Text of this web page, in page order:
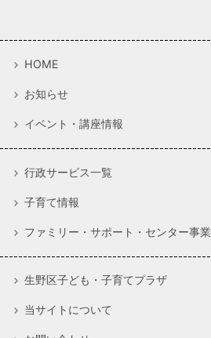
HOME
お知らせ
イベント・講座情報
行政サービス一覧
子育て情報
ファミリー・サポート・センター事業
生野区子ども・子育てプラザ
当サイトについて